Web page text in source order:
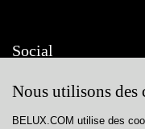
Social
Nous utilisons des
BELUX.COM utilise des